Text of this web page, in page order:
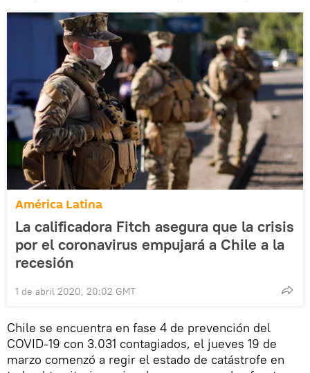
América Latina
La calificadora Fitch asegura que la crisis
por el coronavirus empujará a Chile a la
recesión
1 de abril 2020, 20:02 GMT
Chile se encuentra en fase 4 de prevención del
COVID-19 con 3.031 contagiados, el jueves 19 de
marzo comenzó a regir el estado de catástrofe en